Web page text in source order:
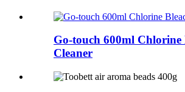
Go-touch 600ml Chlorine
Cleaner